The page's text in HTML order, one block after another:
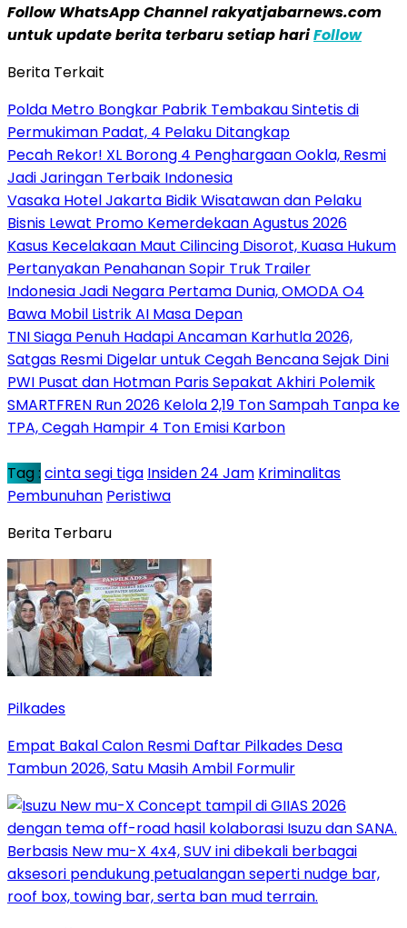
Follow WhatsApp Channel rakyatjabarnews.com
untuk update berita terbaru setiap hariFollow
Berita Terkait
Polda Metro Bongkar Pabrik Tembakau Sintetis di
Permukiman Padat, 4 Pelaku Ditangkap
Pecah Rekor! XL Borong 4 Penghargaan Ookla, Resmi
Jadi Jaringan Terbaik Indonesia
Vasaka Hotel Jakarta Bidik Wisatawan dan Pelaku
Bisnis Lewat Promo Kemerdekaan Agustus 2026
Kasus Kecelakaan Maut Cilincing Disorot, Kuasa Hukum
Pertanyakan Penahanan Sopir Truk Trailer
Indonesia Jadi Negara Pertama Dunia, OMODA O4
Bawa Mobil Listrik AI Masa Depan
TNI Siaga Penuh Hadapi Ancaman Karhutla 2026,
Satgas Resmi Digelar untuk Cegah Bencana Sejak Dini
PWI Pusat dan Hotman Paris Sepakat Akhiri Polemik
SMARTFREN Run 2026 Kelola 2,19 Ton Sampah Tanpa ke
TPA, Cegah Hampir 4 Ton Emisi Karbon
Tag : cinta segi tiga Insiden 24 Jam Kriminalitas
Pembunuhan Peristiwa
Berita Terbaru
Pilkades
Empat Bakal Calon Resmi Daftar Pilkades Desa
Tambun 2026, Satu Masih Ambil Formulir